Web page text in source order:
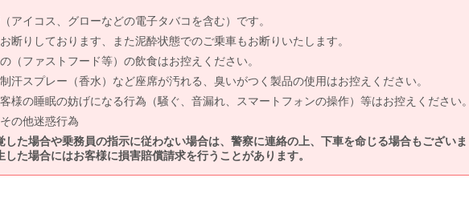
アイコス、グローなどの電子タバコを含む）です。
断りしております、また泥酔状態でのご乗車もお断りいたします。
（ファストフード等）の飲食はお控えください。
汗スプレー（香水）など座席が汚れる、臭いがつく製品の使用はお控えください。
様の睡眠の妨げになる行為（騒ぐ、音漏れ、スマートフォンの操作）等はお控えください
の他迷惑行為
した場合や乗務員の指示に従わない場合は、警察に連絡の上、下車を命じる場合もございま
た場合にはお客様に損害賠償請求を行うことがあります。